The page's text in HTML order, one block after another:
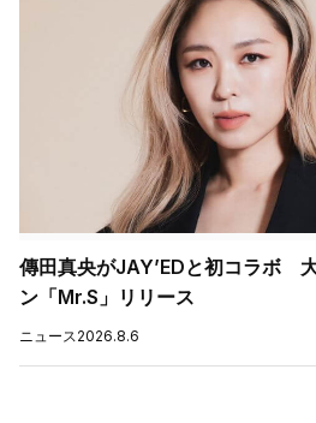
傳田真央がJAY’EDと初コラボ
ン「Mr.S」リリース
ニュース2026.8.6